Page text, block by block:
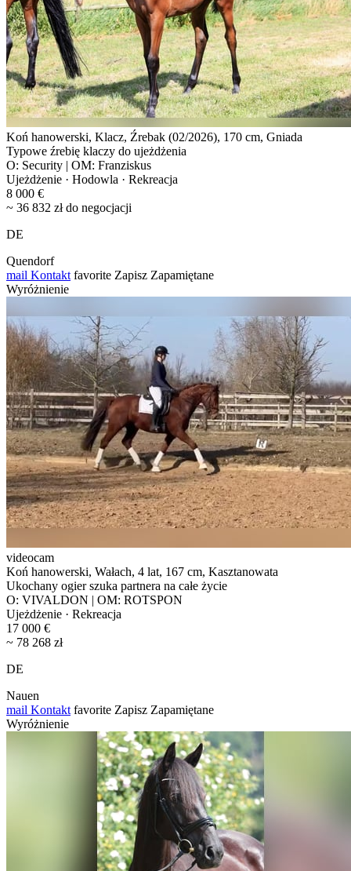
Koń hanowerski, Klacz, Źrebak (02/2026), 170 cm, Gniada
Typowe źrebię klaczy do ujeżdżenia
O: Security | OM: Franziskus
Ujeżdżenie · Hodowla · Rekreacja
8 000 €
~ 36 832 zł do negocjacji
DE
Quendorf
mail Kontakt favorite Zapisz Zapamiętane
Wyróżnienie
videocam
Koń hanowerski, Wałach, 4 lat, 167 cm, Kasztanowata
Ukochany ogier szuka partnera na całe życie
O: VIVALDON | OM: ROTSPON
Ujeżdżenie · Rekreacja
17 000 €
~ 78 268 zł
DE
Nauen
mail Kontakt favorite Zapisz Zapamiętane
Wyróżnienie